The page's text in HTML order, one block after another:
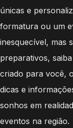
únicas e
formatura ou um
inesquecível, mas
preparativos,
criado para você,
dicas e
sonhos em
eventos na região.